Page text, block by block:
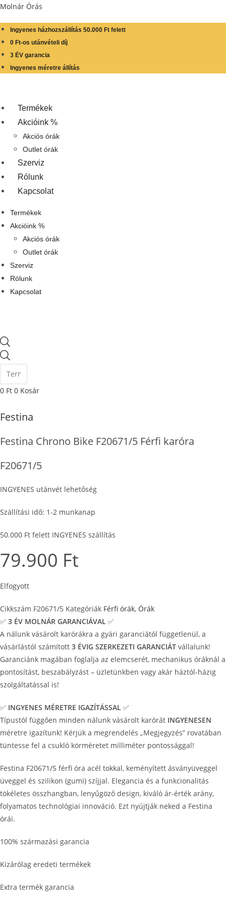
Skip
content
Molnár Órás
Ingyenes házhozszállítás 50.000 Ft felett
0 Ft-os utánvételi díj
3 ÉV garancia
Ingyenes méretre állítás
Termékek
Akcióink %
Akciós órák
Outlet órák
Szerviz
Rólunk
Kapcsolat
Termékek
Akcióink %
Akciós órák
Outlet órák
Szerviz
Rólunk
Kapcsolat
0 Ft 0 Kosár
Festina
Festina Chrono Bike F20671/5 Férfi karóra
F20671/5
INGYENES utánvét lehetőség
Szállítási idő: 1-2 munkanap
50.000 Ft felett INGYENES szállítás
79.900 Ft
Elfogyott
Cikkszám F20671/5 Kategóriák Férfi órák, Órák
✅ 3 ÉV MOLNÁR GARANCIÁVAL ✅
A nálunk vásárolt karórákra a gyári garanciától függetlenül, a
vásárlástól számított 3 ÉVIG SZERKEZETI GARANCIÁT vállalunk!
Garanciánk magában foglalja az elemcserét, mechanikus óráknál a
pontosítást, beszabályzást – üzletünkben vagy akár háztól-házig
szolgáltatással is!
✅ INGYENES MÉRETRE IGAZÍTÁSSAL ✅
Típustól függően minden nálunk vásárolt karórát INGYENESEN
méretre igazítunk! Kérjük a megrendelés „Megjegyzés” rovatában
tüntesse fel a csukló körméretet milliméter pontossággal!
Festina F20671/5 férfi óra acél tokkal, keményített ásványüveggel
üveggel és szilikon (gumi) szíjjal. Elegancia és a funkcionalitás
tökéletes összhangban, lenyűgöző design, kiváló ár-érték arány,
folyamatos technológiai innováció. Ezt nyújtják neked a Festina
órái.
100% származási garancia
Kizárólag eredeti termékek
Extra termék garancia